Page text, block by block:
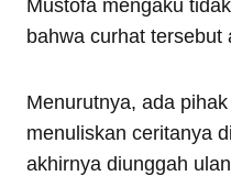
Mustofa mengaku
bahwa curhat tersebut
Menurutnya, ada
menuliskan ceritanya
akhirnya diunggah